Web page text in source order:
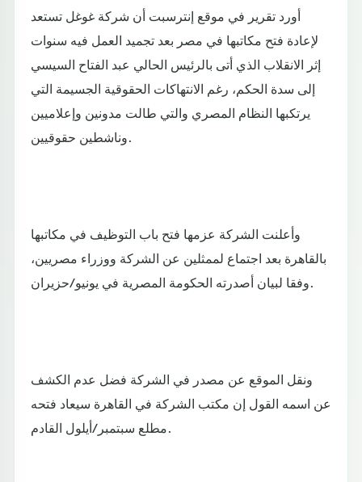
أورد تقرير في موقع إنترسبت أن شركة غوغل تستعد
لإعادة فتح مكاتبها في مصر بعد تجميد العمل فيه سنوات
إثر الانقلاب الذي أتى بالرئيس الحالي عبد الفتاح السيسي
إلى سدة الحكم، رغم الانتهاكات الحقوقية الجسيمة التي
يرتكبها النظام المصري والتي طالت مدونين وإعلاميين
وناشطين حقوقيين.
وأعلنت الشركة عزمها فتح باب التوظيف في مكاتبها
بالقاهرة بعد اجتماع لممثلين عن الشركة ووزراء مصريين،
وفقا لبيان أصدرته الحكومة المصرية في يونيو/حزيران.
ونقل الموقع عن مصدر في الشركة فضل عدم الكشف
عن اسمه القول إن مكتب الشركة في القاهرة سيعاد فتحه
مطلع سبتمبر/أيلول القادم.